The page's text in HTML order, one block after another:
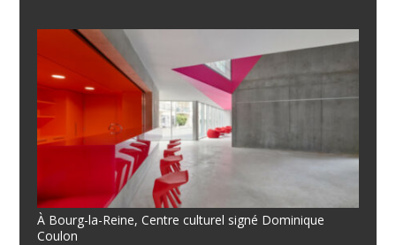
À Bourg-la-Reine, Centre culturel signé Dominique
Coulon